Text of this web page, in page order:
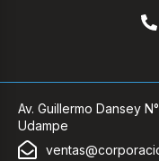
Av. Guillermo Dansey
Udampe